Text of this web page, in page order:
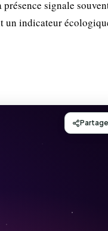
signale
un indicateur